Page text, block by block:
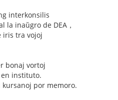
interkonsilis
la inaŭgro de DEA，
iris tra vojoj
bonaj vortoj
instituto.
por memoro.